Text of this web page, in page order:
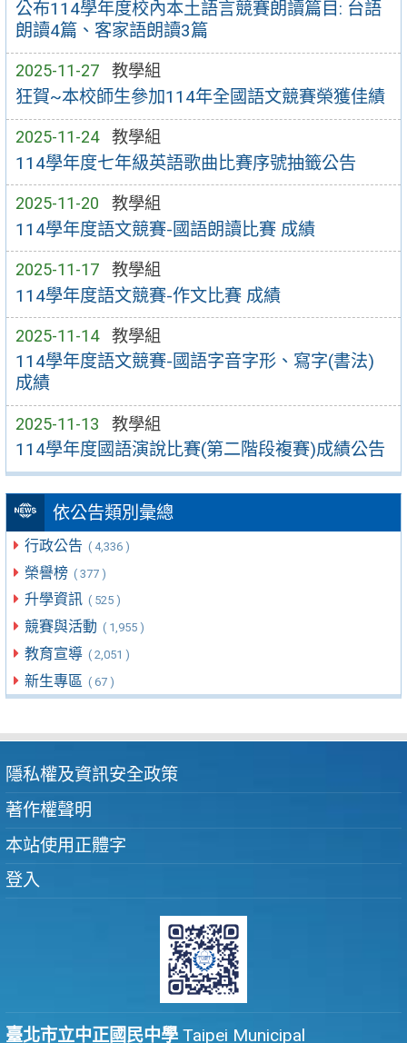
公布114學年度校內本土語言競賽朗讀篇目: 台語
朗讀4篇、客家語朗讀3篇
2025-11-27 教學組
狂賀~本校師生參加114年全國語文競賽榮獲佳績
2025-11-24 教學組
114學年度七年級英語歌曲比賽序號抽籤公告
2025-11-20 教學組
114學年度語文競賽-國語朗讀比賽 成績
2025-11-17 教學組
114學年度語文競賽-作文比賽 成績
2025-11-14 教學組
114學年度語文競賽-國語字音字形、寫字(書法)
成績
2025-11-13 教學組
114學年度國語演說比賽(第二階段複賽)成績公告
依公告類別彙總
行政公告 ( 4,336 )
榮譽榜 ( 377 )
升學資訊 ( 525 )
競賽與活動 ( 1,955 )
教育宣導 ( 2,051 )
新生專區 ( 67 )
隱私權及資訊安全政策
著作權聲明
本站使用正體字
登入
臺北市立中正國民中學 Taipei Municipal